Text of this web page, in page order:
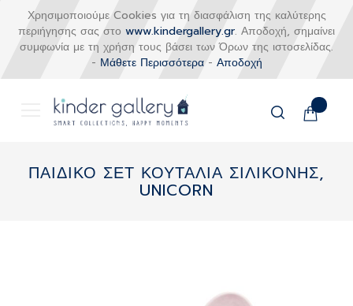
Χρησιμοποιούμε Cookies για τη διασφάλιση της καλύτερης
περιήγησης σας στο www.kindergallery.gr. Αποδοχή, σημαίνει
συμφωνία με τη χρήση τους βάσει των Όρων της ιστοσελίδας.
- Μάθετε Περισσότερα- Αποδοχή
Το
περιεχόμενο
ΠΑΙΔΙΚΟ ΣΕΤ ΚΟΥΤΑΛΙΑ ΣΙΛΙΚΟΝΗΣ,
UNICORN